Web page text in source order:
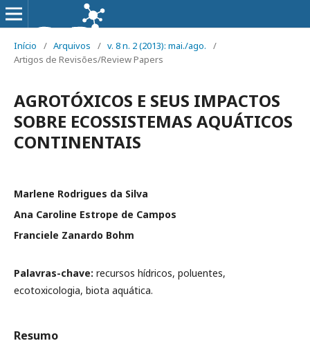
Início / Arquivos / v. 8 n. 2 (2013): mai./ago.
/
Artigos de Revisões/Review Papers
AGROTÓXICOS E SEUS IMPACTOS
SOBRE ECOSSISTEMAS AQUÁTICOS
CONTINENTAIS
Marlene Rodrigues da Silva
Ana Caroline Estrope de Campos
Franciele Zanardo Bohm
Palavras-chave: recursos hídricos, poluentes,
ecotoxicologia, biota aquática.
Resumo